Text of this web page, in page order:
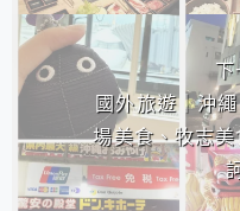
下
國外旅遊｜沖
場美食、牧志